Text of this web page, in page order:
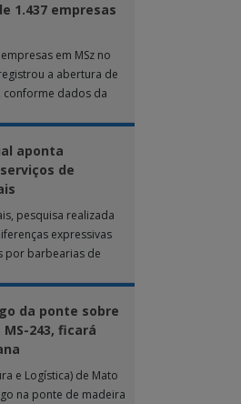
1.437 empresas
em MSz no
a abertura de
conforme dados da
aponta
de
pesquisa realizada
expressivas
por barbearias de
da ponte sobre
243, ficará
e Logística) de Mato
na ponte de madeira